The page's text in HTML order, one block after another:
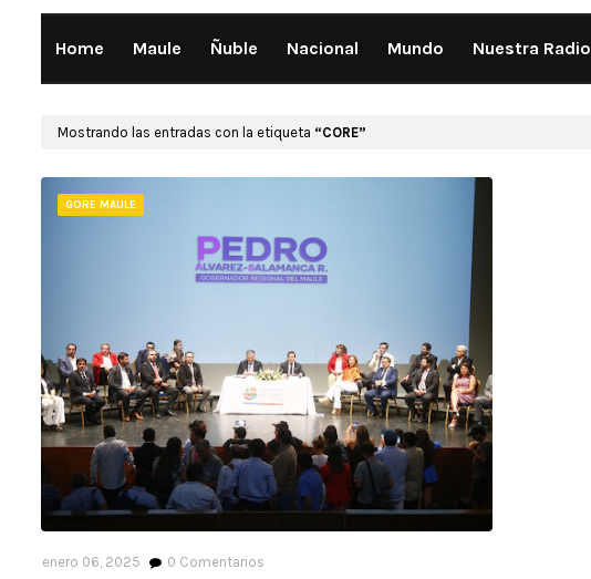
Home Maule Ñuble Nacional Mundo Nuestra Radio
Mostrando las entradas con la etiqueta CORE
GORE MAULE
enero 06, 2025 0 Comentarios